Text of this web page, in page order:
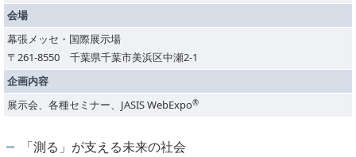
会場
幕張メッセ・国際展示場
〒261-8550 千葉県千葉市美浜区中瀬2-1
企画内容
展示会、各種セミナー、JASIS WebExpo®
「測る」が支える未来の社会